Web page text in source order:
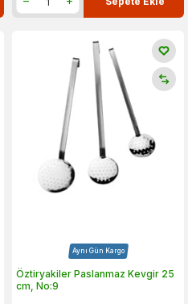
Aynı Gün Kargo
Öztiryakiler Paslanmaz Kevgir 25
cm, No:9